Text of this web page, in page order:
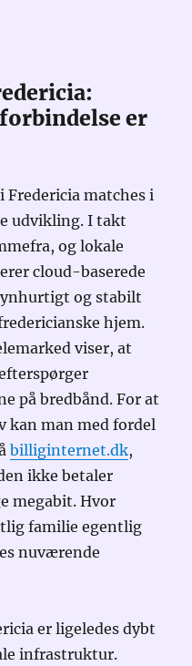
er
matches i
udvikling. I takt
og lokale
cloud-baserede
og stabilt
hjem.
viser, at
på bredbånd. For at
kan man med fordel
billiginternet.dk,
ikke betaler
megabit. Hvor
familie egentlig
nuværende
er ligeledes dybt
infrastruktur.